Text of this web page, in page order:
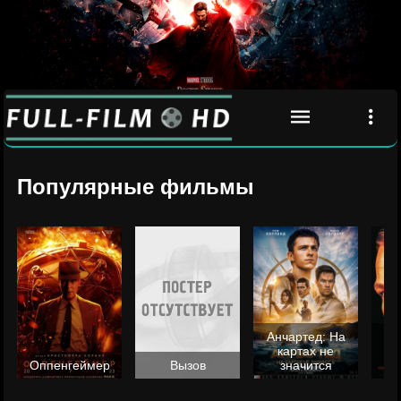
Популярные фильмы
Оппенгеймер Вызов
Анчартед: На
картах не
значится